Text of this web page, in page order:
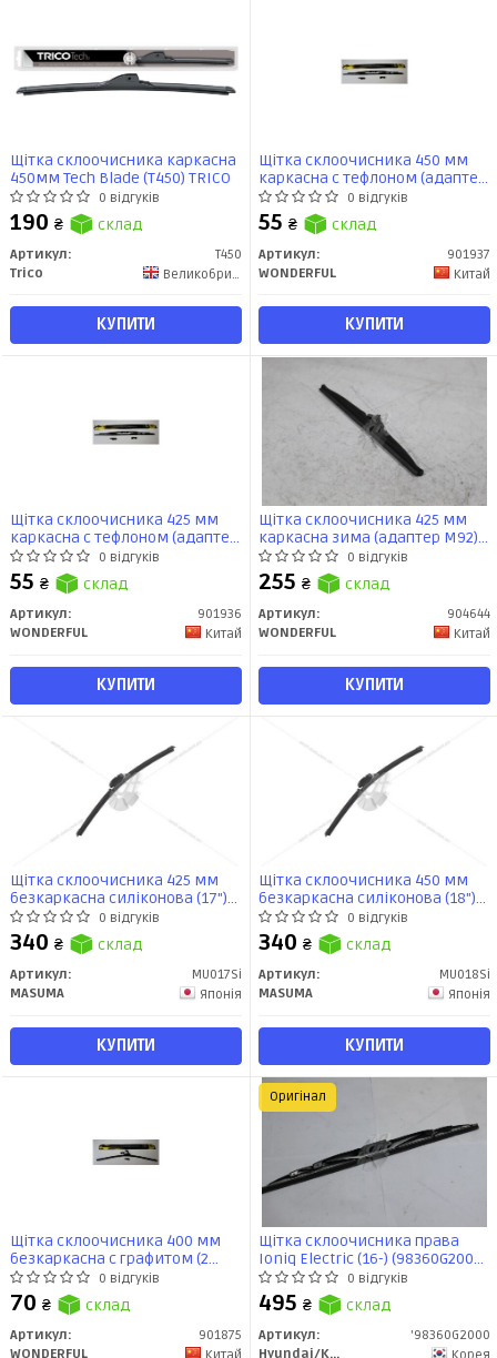
Щітка склоочисника каркасна
450мм Tech Blade (T450) TRICO
0 відгуків
190 ₴ склад
Артикул:
T450
Trico
Великобритания
КУПИТИ
Щітка склоочисника 450 мм
каркасна с тефлоном (адаптер
М92) WONDERFUL
0 відгуків
55 ₴ склад
Артикул:
901937
WONDERFUL
Китай
КУПИТИ
Щітка склоочисника 425 мм
каркасна с тефлоном (адаптер
М92) WONDERFUL
0 відгуків
55 ₴ склад
Артикул:
901936
WONDERFUL
Китай
КУПИТИ
Щітка склоочисника 425 мм
каркасна зима (адаптер М92)
WONDERFUL 0 відгуків
255 ₴ склад
Артикул:
904644
WONDERFUL
Китай
КУПИТИ
Щітка склоочисника 425 мм
безкаркасна силіконова (17")
(J-HOOK + 12 адаптерІв) (MU-
017Si) MASUMA
0 відгуків
340 ₴ склад
Артикул:
MU017Si
MASUMA
Японія
КУПИТИ
Щітка склоочисника 450 мм
безкаркасна силіконова (18")
(J-HOOK + 12 адаптерІв) (MU-
018Si) MASUMA
0 відгуків
340 ₴ склад
Артикул:
MU018Si
MASUMA
Японія
КУПИТИ
Щітка склоочисника 400 мм
безкаркасна с графитом (2
адаптера) WONDERFUL
0 відгуків
70 ₴ склад
Артикул:
901875
WONDERFUL
Китай
Щітка склоочисника права
Ioniq Electric (16-) (98360G2000)
Mobis
0 відгуків
495 ₴ склад
Артикул:
'98360G2000
Hyundai/Kia/Mobis
Корея
Оригінал